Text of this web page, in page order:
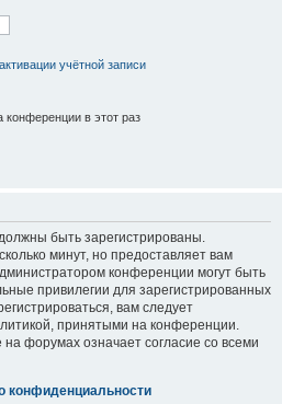
учётной записи
в этот раз
быть зарегистрированы.
минут, но предоставляет вам
конференции могут быть
привилегии для зарегистрированных
вам следует
принятыми на конференции.
форумах означает согласие со всеми
конфиденциальности